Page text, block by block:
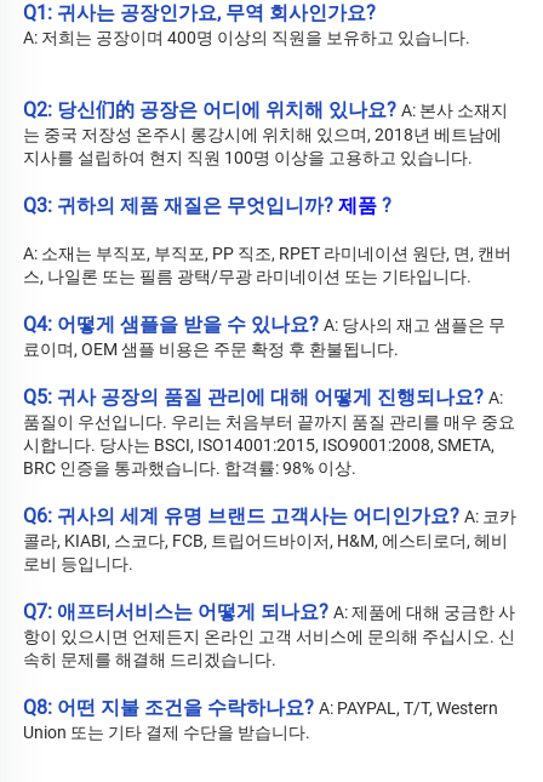
Q1: 귀사는 공장인가요, 무역 회사인가요?
A: 저희는 공장이며 400명 이상의 직원을 보유하고 있습니다.
Q2: 당신们的 공장은 어디에 위치해 있나요? A: 본사 소재지
는 중국 저장성 온주시 롱강시에 위치해 있으며, 2018년 베트남에
지사를 설립하여 현지 직원 100명 이상을 고용하고 있습니다.
Q3: 귀하의 제품 재질은 무엇입니까? 제품 ?
A: 소재는 부직포, 부직포, PP 직조, RPET 라미네이션 원단, 면, 캔버
스, 나일론 또는 필름 광택/무광 라미네이션 또는 기타입니다.
Q4: 어떻게 샘플을 받을 수 있나요? A: 당사의 재고 샘플은 무
료이며, OEM 샘플 비용은 주문 확정 후 환불됩니다.
Q5: 귀사 공장의 품질 관리에 대해 어떻게 진행되나요? A:
품질이 우선입니다. 우리는 처음부터 끝까지 품질 관리를 매우 중요
시합니다. 당사는 BSCI, ISO14001:2015, ISO9001:2008, SMETA,
BRC 인증을 통과했습니다. 합격률: 98% 이상.
Q6: 귀사의 세계 유명 브랜드 고객사는 어디인가요? A: 코카
콜라, KIABI, 스코다, FCB, 트립어드바이저, H&M, 에스티로더, 헤비
로비 등입니다.
Q7: 애프터서비스는 어떻게 되나요? A: 제품에 대해 궁금한 사
항이 있으시면 언제든지 온라인 고객 서비스에 문의해 주십시오. 신
속히 문제를 해결해 드리겠습니다.
Q8: 어떤 지불 조건을 수락하나요? A: PAYPAL, T/T, Western
Union 또는 기타 결제 수단을 받습니다.